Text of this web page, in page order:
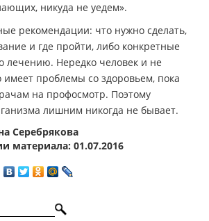
никуда не уедем».
рекомендации: что нужно сделать,
и где пройти, либо конкретные
лечению. Нередко человек и не
имеет проблемы со здоровьем, пока
на профосмотр. Поэтому
лишним никогда не бывает.
Серебрякова
материала: 01.07.2016